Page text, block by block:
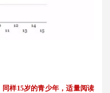
同样15岁的青少年，适量阅读